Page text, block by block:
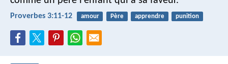
Proverbes 3:11-12 amour Père apprendre punition